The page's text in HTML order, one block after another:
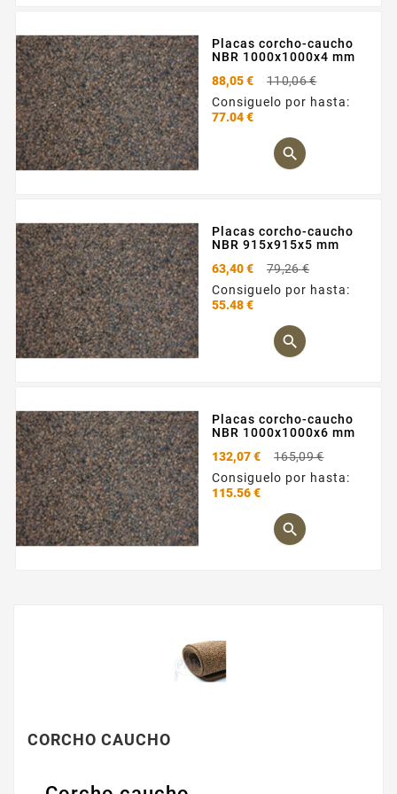
Placas corcho-caucho
NBR 1000x1000x4 mm
88,05 €
110,06 €
Consiguelo por hasta:
77.04 €

Placas corcho-caucho
NBR 915x915x5 mm
63,40 €
79,26 €
Consiguelo por hasta:
55.48 €

Placas corcho-caucho
NBR 1000x1000x6 mm
132,07 €
165,09 €
Consiguelo por hasta:
115.56 €

CORCHO CAUCHO